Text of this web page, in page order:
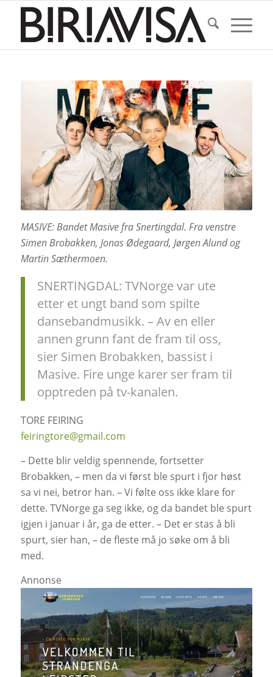
MASIVE: Bandet Masive fra Snertingdal. Fra venstre
Simen Brobakken, Jonas Ødegaard, Jørgen Alund og
Martin Sæthermoen.
SNERTINGDAL: TVNorge var ute
etter et ungt band som spilte
dansebandmusikk. – Av en eller
annen grunn fant de fram til oss,
sier Simen Brobakken, bassist i
Masive. Fire unge karer ser fram til
opptreden på tv-kanalen.
TORE FEIRING
feiringtore@gmail.com
– Dette blir veldig spennende, fortsetter
Brobakken, – men da vi først ble spurt i fjor høst
sa vi nei, betror han. – Vi følte oss ikke klare for
dette. TVNorge ga seg ikke, og da bandet ble spurt
igjen i januar i år, ga de etter. – Det er stas å bli
spurt, sier han, – de fleste må jo søke om å bli
med.
Annonse